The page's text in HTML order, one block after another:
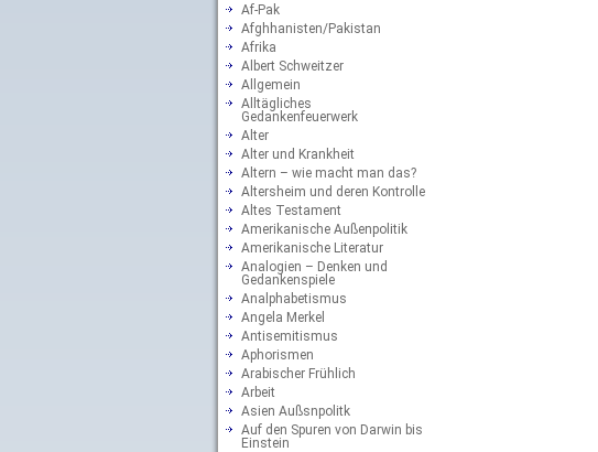
Af-Pak
Afghhanisten/Pakistan
Afrika
Albert Schweitzer
Allgemein
Alltägliches
Gedankenfeuerwerk
Alter
Alter und Krankheit
Altern – wie macht man das?
Altersheim und deren Kontrolle
Altes Testament
Amerikanische Außenpolitik
Amerikanische Literatur
Analogien – Denken und
Gedankenspiele
Analphabetismus
Angela Merkel
Antisemitismus
Aphorismen
Arabischer Frühlich
Arbeit
Asien Außsnpolitk
Auf den Spuren von Darwin bis
Einstein